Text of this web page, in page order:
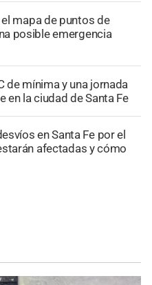
mapa de puntos de
posible emergencia
de mínima y una jornada
en la ciudad de Santa Fe
en Santa Fe por el
afectadas y cómo